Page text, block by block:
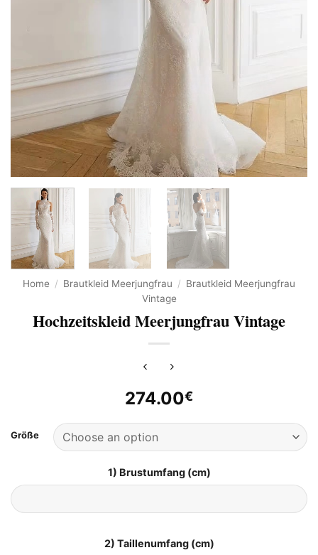
Home / Brautkleid Meerjungfrau / Brautkleid Meerjungfrau
Vintage
Hochzeitskleid Meerjungfrau Vintage
274.00€
Größe
1) Brustumfang (cm)
2) Taillenumfang (cm)